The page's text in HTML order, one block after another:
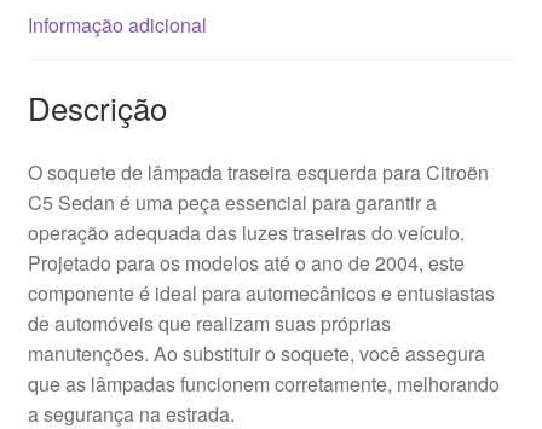
Informação adicional
Descrição
O soquete de lâmpada traseira esquerda para Citroën
C5 Sedan é uma peça essencial para garantir a
operação adequada das luzes traseiras do veículo.
Projetado para os modelos até o ano de 2004, este
componente é ideal para automecânicos e entusiastas
de automóveis que realizam suas próprias
manutenções. Ao substituir o soquete, você assegura
que as lâmpadas funcionem corretamente, melhorando
a segurança na estrada.